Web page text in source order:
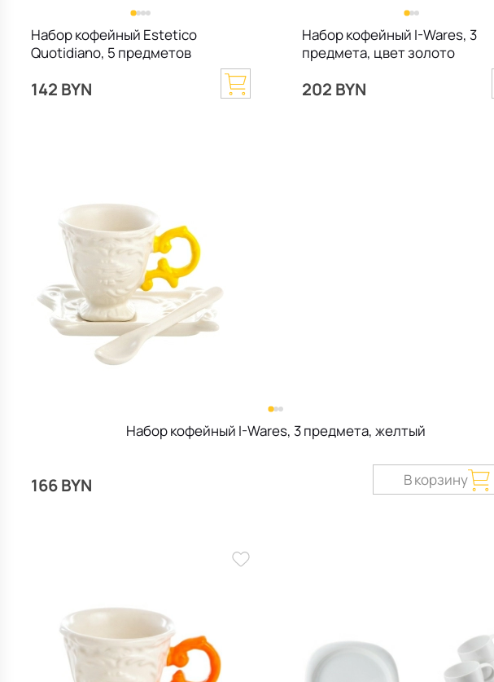
Набор кофейный Estetico
Quotidiano, 5 предметов
142 BYN
Набор кофейный I-Wares, 3
предмета, цвет золото
202 BYN
Набор кофейный I-Wares, 3 предмета, желтый
166 BYN В корзину